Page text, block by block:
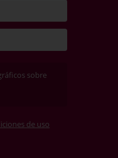
sobre
de uso